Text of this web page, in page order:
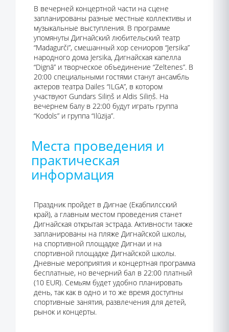
В вечерней концертной части на сцене
запланированы разные местные коллективы и
музыкальные выступления. В программе
упомянуты Дигнайский любительский театр
“Madagurči”, смешанный хор сениоров “Jersika”
народного дома Jersika, Дигнайская капелла
“Dignā” и творческое объединение “Zeltenes”. В
20:00 специальными гостями станут ансамбль
актеров театра Dailes “ILGA”, в котором
участвуют Gundars Siliņš и Aldis Siliņš. На
вечернем балу в 22:00 будут играть группа
“Kodols” и группа “Ilūzija”.
Места проведения и
практическая
информация
Праздник пройдет в Дигнае (Екабпилсский
край), а главным местом проведения станет
Дигнайская открытая эстрада. Активности также
запланированы на пляже Дигнайской школы,
на спортивной площадке Дигнаи и на
спортивной площадке Дигнайской школы.
Дневные мероприятия и концертная программа
бесплатные, но вечерний бал в 22:00 платный
(10 EUR). Семьям будет удобно планировать
день, так как в одно и то же время доступны
спортивные занятия, развлечения для детей,
рынок и концерты.